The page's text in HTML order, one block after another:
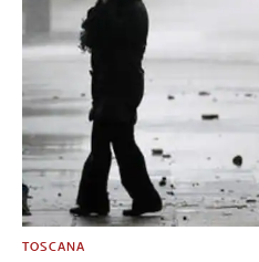
TOSCANA